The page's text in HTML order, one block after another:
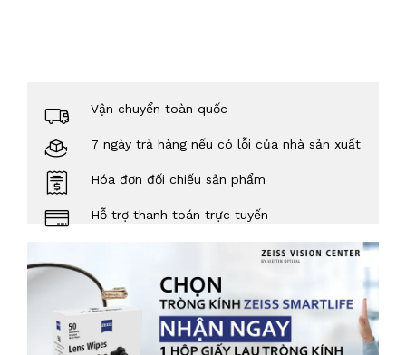
Vận chuyển toàn quốc
7 ngày trả hàng nếu có lỗi của nhà sản xuất
Hóa đơn đối chiếu sản phẩm
Hỗ trợ thanh toán trực tuyến